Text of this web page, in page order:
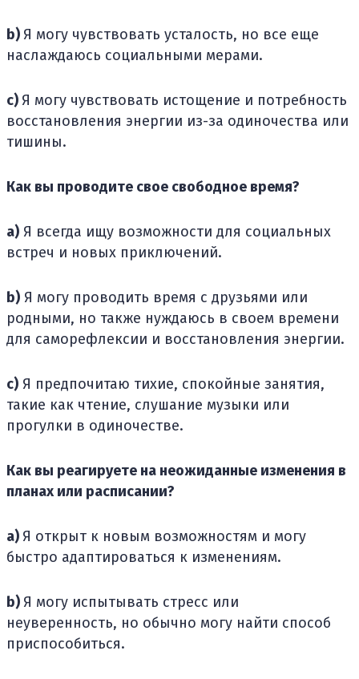
b) Я могу чувствовать усталость, но все еще
наслаждаюсь социальными мерами.
c) Я могу чувствовать истощение и потребность
восстановления энергии из-за одиночества или
тишины.
Как вы проводите свое свободное время?
a) Я всегда ищу возможности для социальных
встреч и новых приключений.
b) Я могу проводить время с друзьями или
родными, но также нуждаюсь в своем времени
для саморефлексии и восстановления энергии.
c) Я предпочитаю тихие, спокойные занятия,
такие как чтение, слушание музыки или
прогулки в одиночестве.
Как вы реагируете на неожиданные изменения в
планах или расписании?
a) Я открыт к новым возможностям и могу
быстро адаптироваться к изменениям.
b) Я могу испытывать стресс или
неуверенность, но обычно могу найти способ
приспособиться.